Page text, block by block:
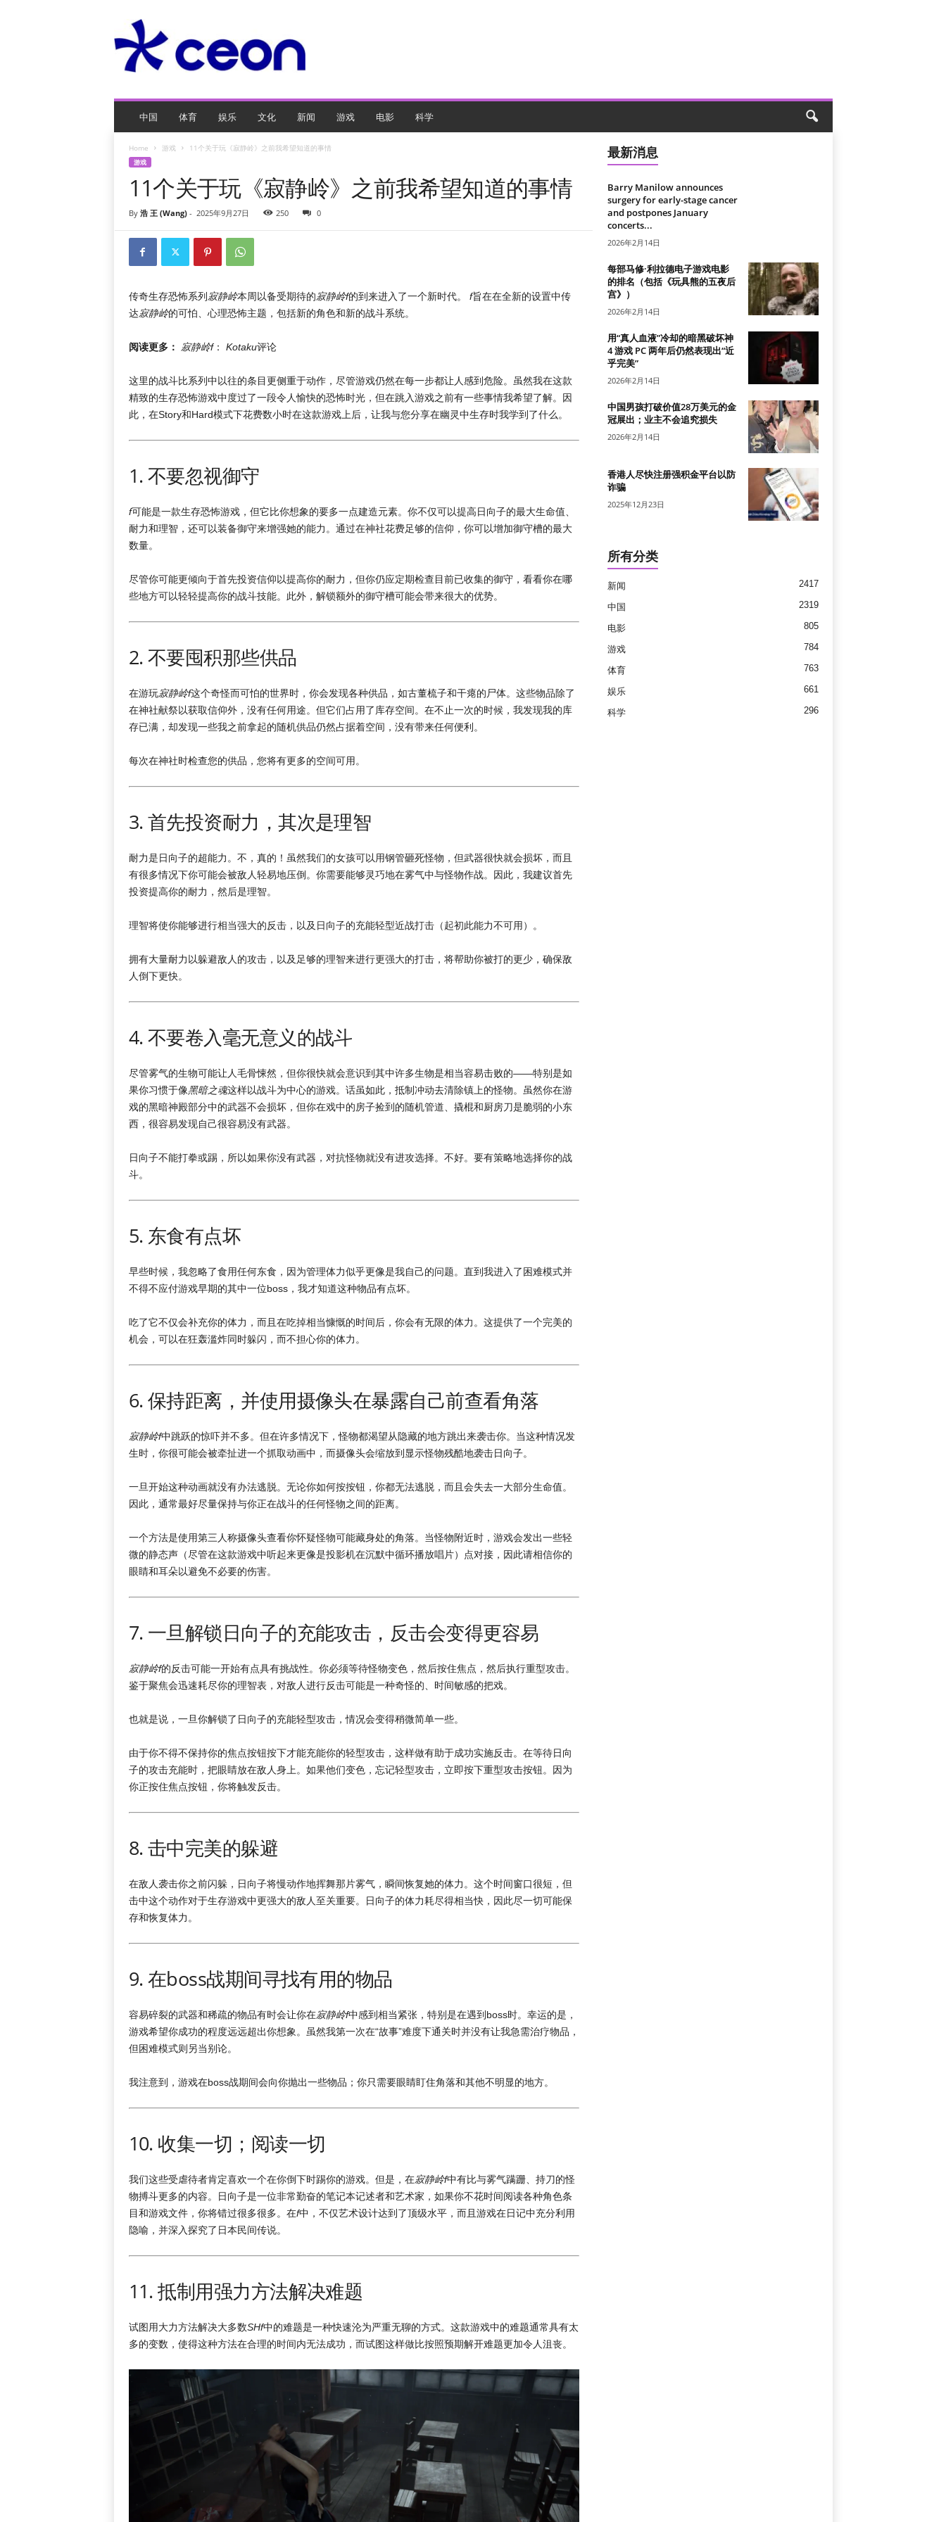
O
游
中国 体育 娱乐 文化 新闻 游戏 电影 科学
Home 游戏 11个关于玩《寂静岭》之前我希望知道的事情
游戏
11个关于玩《寂静岭》之前我希望知道的事情
By 浩 王 (Wang)- 2025年9月27日 250 0
传奇生存恐怖系列 寂静岭本周以备受期待的寂静岭f的到来进入了一个新时代。 f旨在在全新的设置中传
达寂静岭的可怕、心理恐怖主题，包括新的角色和新的战斗系统。
阅读更多： 寂静岭f： Kotaku评论
这里的战斗比系列中以往的条目更侧重于动作，尽管游戏仍然在每一步都让人感到危险。虽然我在这款
精致的生存恐怖游戏中度过了一段令人愉快的恐怖时光，但在跳入游戏之前有一些事情我希望了解。因
此，在Story和Hard模式下花费数小时在这款游戏上后，让我与您分享在幽灵中生存时我学到了什么。
1. 不要忽视御守
f可能是一款生存恐怖游戏，但它比你想象的要多一点建造元素。你不仅可以提高日向子的最大生命值、
耐力和理智，还可以装备御守来增强她的能力。通过在神社花费足够的信仰，你可以增加御守槽的最大
数量。
尽管你可能更倾向于首先投资信仰以提高你的耐力，但你仍应定期检查目前已收集的御守，看看你在哪
些地方可以轻轻提高你的战斗技能。此外，解锁额外的御守槽可能会带来很大的优势。
2. 不要囤积那些供品
在游玩寂静岭f这个奇怪而可怕的世界时，你会发现各种供品，如古董梳子和干瘪的尸体。这些物品除了
在神社献祭以获取信仰外，没有任何用途。但它们占用了库存空间。在不止一次的时候，我发现我的库
存已满，却发现一些我之前拿起的随机供品仍然占据着空间，没有带来任何便利。
每次在神社时检查您的供品，您将有更多的空间可用。
3. 首先投资耐力，其次是理智
耐力是日向子的超能力。不，真的！虽然我们的女孩可以用钢管砸死怪物，但武器很快就会损坏，而且
有很多情况下你可能会被敌人轻易地压倒。你需要能够灵巧地在雾气中与怪物作战。因此，我建议首先
投资提高你的耐力，然后是理智。
理智将使你能够进行相当强大的反击，以及日向子的充能轻型近战打击（起初此能力不可用）。
拥有大量耐力以躲避敌人的攻击，以及足够的理智来进行更强大的打击，将帮助你被打的更少，确保敌
人倒下更快。
4. 不要卷入毫无意义的战斗
尽管雾气的生物可能让人毛骨悚然，但你很快就会意识到其中许多生物是相当容易击败的——特别是如
果你习惯于像黑暗之魂这样以战斗为中心的游戏。话虽如此，抵制冲动去清除镇上的怪物。虽然你在游
戏的黑暗神殿部分中的武器不会损坏，但你在戏中的房子捡到的随机管道、撬棍和厨房刀是脆弱的小东
西，很容易发现自己很容易没有武器。
日向子不能打拳或踢，所以如果你没有武器，对抗怪物就没有进攻选择。不好。要有策略地选择你的战
斗。
5. 东食有点坏
早些时候，我忽略了食用任何东食，因为管理体力似乎更像是我自己的问题。直到我进入了困难模式并
不得不应付游戏早期的其中一位boss，我才知道这种物品有点坏。
吃了它不仅会补充你的体力，而且在吃掉相当慷慨的时间后，你会有无限的体力。这提供了一个完美的
机会，可以在狂轰滥炸同时躲闪，而不担心你的体力。
6. 保持距离，并使用摄像头在暴露自己前查看角落
寂静岭f中跳跃的惊吓并不多。但在许多情况下，怪物都渴望从隐藏的地方跳出来袭击你。当这种情况发
生时，你很可能会被牵扯进一个抓取动画中，而摄像头会缩放到显示怪物残酷地袭击日向子。
一旦开始这种动画就没有办法逃脱。无论你如何按按钮，你都无法逃脱，而且会失去一大部分生命值。
因此，通常最好尽量保持与你正在战斗的任何怪物之间的距离。
一个方法是使用第三人称摄像头查看你怀疑怪物可能藏身处的角落。当怪物附近时，游戏会发出一些轻
微的静态声（尽管在这款游戏中听起来更像是投影机在沉默中循环播放唱片）点对接，因此请相信你的
眼睛和耳朵以避免不必要的伤害。
7. 一旦解锁日向子的充能攻击，反击会变得更容易
寂静岭f的反击可能一开始有点具有挑战性。你必须等待怪物变色，然后按住焦点，然后执行重型攻击。
鉴于聚焦会迅速耗尽你的理智表，对敌人进行反击可能是一种奇怪的、时间敏感的把戏。
也就是说，一旦你解锁了日向子的充能轻型攻击，情况会变得稍微简单一些。
由于你不得不保持你的焦点按钮按下才能充能你的轻型攻击，这样做有助于成功实施反击。在等待日向
子的攻击充能时，把眼睛放在敌人身上。如果他们变色，忘记轻型攻击，立即按下重型攻击按钮。因为
你正按住焦点按钮，你将触发反击。
8. 击中完美的躲避
在敌人袭击你之前闪躲，日向子将慢动作地挥舞那片雾气，瞬间恢复她的体力。这个时间窗口很短，但
击中这个动作对于生存游戏中更强大的敌人至关重要。日向子的体力耗尽得相当快，因此尽一切可能保
存和恢复体力。
9. 在boss战期间寻找有用的物品
容易碎裂的武器和稀疏的物品有时会让你在寂静岭f中感到相当紧张，特别是在遇到boss时。幸运的是，
游戏希望你成功的程度远远超出你想象。虽然我第一次在“故事”难度下通关时并没有让我急需治疗物品，
但困难模式则另当别论。
我注意到，游戏在boss战期间会向你抛出一些物品；你只需要眼睛盯住角落和其他不明显的地方。
10. 收集一切；阅读一切
我们这些受虐待者肯定喜欢一个在你倒下时踢你的游戏。但是，在寂静岭f中有比与雾气蹒跚、持刀的怪
物搏斗更多的内容。日向子是一位非常勤奋的笔记本记述者和艺术家，如果你不花时间阅读各种角色条
目和游戏文件，你将错过很多很多。在f中，不仅艺术设计达到了顶级水平，而且游戏在日记中充分利用
隐喻，并深入探究了日本民间传说。
11. 抵制用强力方法解决难题
试图用大力方法解决大多数SHf中的难题是一种快速沦为严重无聊的方式。这款游戏中的难题通常具有太
多的变数，使得这种方法在合理的时间内无法成功，而试图这样做比按照预期解开难题更加令人沮丧。
最新消息
Barry Manilow announces
surgery for early-stage cancer
and postpones January
concerts...
2026年2月14日
每部马修·利拉德电子游戏电影
的排名（包括《玩具熊的五夜后
宫》）
2026年2月14日
用“真人血液”冷却的暗黑破坏神
4 游戏 PC 两年后仍然表现出“近
乎完美”
2026年2月14日
中国男孩打破价值28万美元的金
冠展出；业主不会追究损失
2026年2月14日
香港人尽快注册强积金平台以防
诈骗
2025年12月23日
所有分类
新闻 2417
中国 2319
电影 805
游戏 784
体育 763
娱乐 661
科学 296